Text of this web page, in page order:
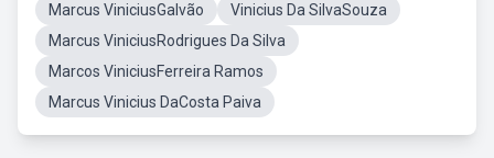
Marcus ViniciusGalvão
Vinicius Da SilvaSouza
Marcus ViniciusRodrigues Da Silva
Marcos ViniciusFerreira Ramos
Marcus Vinicius DaCosta Paiva